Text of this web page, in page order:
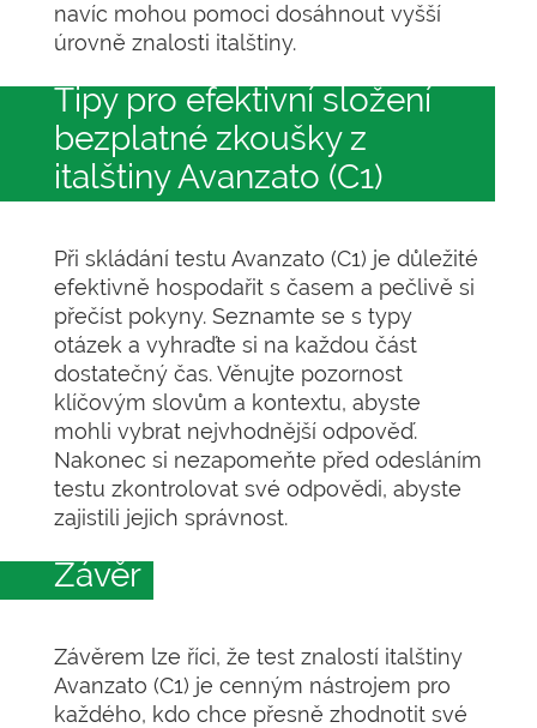
navíc mohou pomoci dosáhnout vyšší
úrovně znalosti italštiny.
Tipy pro efektivní složení
bezplatné zkoušky z
italštiny Avanzato (C1)
Při skládání testu Avanzato (C1) je důležité
efektivně hospodařit s časem a pečlivě si
přečíst pokyny. Seznamte se s typy
otázek a vyhraďte si na každou část
dostatečný čas. Věnujte pozornost
klíčovým slovům a kontextu, abyste
mohli vybrat nejvhodnější odpověď.
Nakonec si nezapomeňte před odesláním
testu zkontrolovat své odpovědi, abyste
zajistili jejich správnost.
Závěr
Závěrem lze říci, že test znalostí italštiny
Avanzato (C1) je cenným nástrojem pro
každého, kdo chce přesně zhodnotit své